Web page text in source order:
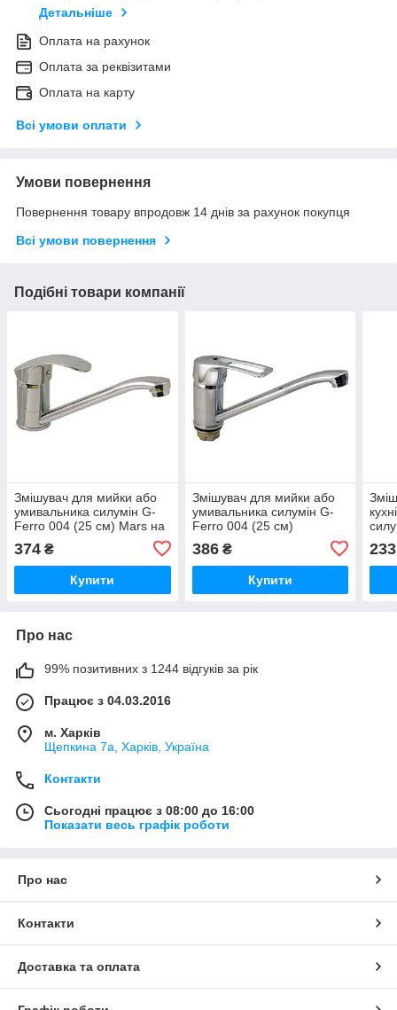
Детальніше
Оплата на рахунок
Оплата за реквізитами
Оплата на карту
Всі умови оплати
Умови повернення
Повернення товару впродовж 14 днів за рахунок покупця
Всі умови повернення
Подібні товари компанії
Змішувач для мийки або
умивальника силумін G-
Ferro 004 (25 см) Mars на
374 ₴
Купити
Змішувач для мийки або
умивальника силумін G-
Ferro 004 (25 см)
386₴
Купити
233
Про нас
99% позитивних з 1244 відгуків за рік
Працює з 04.03.2016
м. Харків
Щепкина 7а, Харків, Україна
Контакти
Сьогодні працює з 08:00 до 16:00
Показати весь графік роботи
Про нас
Контакти
Доставка та оплата